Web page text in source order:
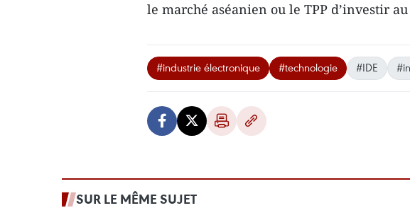
le marché aséanien ou le TPP d’investir
#industrie électronique #technologie #IDE
SUR LE MÊME SUJET